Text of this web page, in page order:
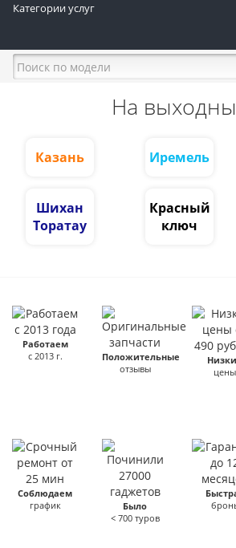
Категории услуг
На
Казань Иремель
Шихан
Торатау
Красный
ключ
Работаем
с 2013 г.
Положительные
отзывы
цены
Соблюдаем
график
Было
< 700 туров